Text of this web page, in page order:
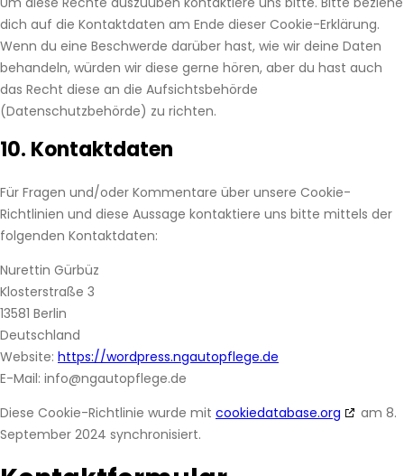
dich auf die Kontaktdaten am Ende dieser Cookie-Erklärung.
Wenn du eine Beschwerde darüber hast, wie wir deine Daten
behandeln, würden wir diese gerne hören, aber du hast auch
das Recht diese an die Aufsichtsbehörde
(Datenschutzbehörde) zu richten.
10. Kontaktdaten
Für Fragen und/oder Kommentare über unsere Cookie-
Richtlinien und diese Aussage kontaktiere uns bitte mittels der
folgenden Kontaktdaten:
Nurettin Gürbüz
Klosterstraße 3
13581 Berlin
Deutschland
Website: https://wordpress.ngautopflege.de
E-Mail: info@ngautopflege.de
Diese Cookie-Richtlinie wurde mit cookiedatabase.org
am 8.
September 2024 synchronisiert.